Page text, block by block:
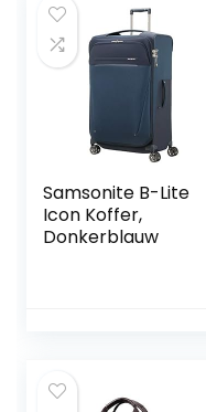
Samsonite B-Lite
Icon Koffer,
Donkerblauw